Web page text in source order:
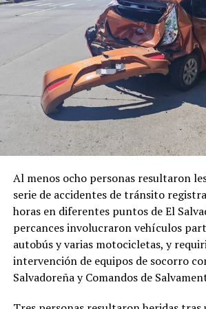
Comparte esto:
Al menos ocho personas resultaron
serie de accidentes de tránsito
horas en diferentes puntos de El
percances involucraron vehículos
autobús y varias motocicletas, y
intervención de equipos de socorro
Salvadoreña y Comandos de